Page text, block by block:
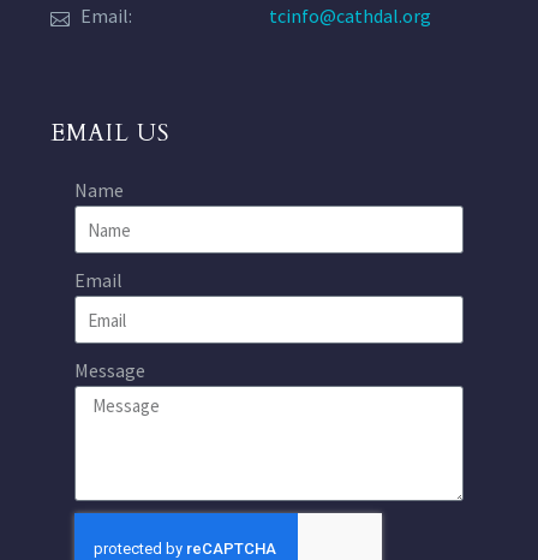
Email:
tcinfo@cathdal.org
EMAIL US
Name
Email
Message